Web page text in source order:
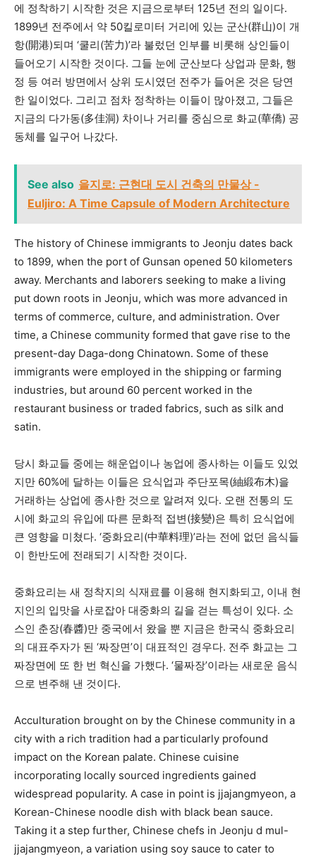
에 정착하기 시작한 것은 지금으로부터 125년 전의 일이다.
1899년 전주에서 약 50킬로미터 거리에 있는 군산(群山)이 개
항(開港)되며 ‘쿨리(苦力)’라 불렀던 인부를 비롯해 상인들이
들어오기 시작한 것이다. 그들 눈에 군산보다 상업과 문화, 행
정 등 여러 방면에서 상위 도시였던 전주가 들어온 것은 당연
한 일이었다. 그리고 점차 정착하는 이들이 많아졌고, 그들은
지금의 다가동(多佳洞) 차이나 거리를 중심으로 화교(華僑) 공
동체를 일구어 나갔다.
See also 을지로: 근현대 도시 건축의 만물상 -
Euljiro: A Time Capsule of Modern Architecture
The history of Chinese immigrants to Jeonju dates back
to 1899, when the port of Gunsan opened 50 kilometers
away. Merchants and laborers seeking to make a living
put down roots in Jeonju, which was more advanced in
terms of commerce, culture, and administration. Over
time, a Chinese community formed that gave rise to the
present-day Daga-dong Chinatown. Some of these
immigrants were employed in the shipping or farming
industries, but around 60 percent worked in the
restaurant business or traded fabrics, such as silk and
satin.
당시 화교들 중에는 해운업이나 농업에 종사하는 이들도 있었
지만 60%에 달하는 이들은 요식업과 주단포목(紬緞布木)을
거래하는 상업에 종사한 것으로 알려져 있다. 오랜 전통의 도
시에 화교의 유입에 따른 문화적 접변(接變)은 특히 요식업에
큰 영향을 미쳤다. ‘중화요리(中華料理)’라는 전에 없던 음식들
이 한반도에 전래되기 시작한 것이다.
중화요리는 새 정착지의 식재료를 이용해 현지화되고, 이내 현
지인의 입맛을 사로잡아 대중화의 길을 걷는 특성이 있다. 소
스인 춘장(春醬)만 중국에서 왔을 뿐 지금은 한국식 중화요리
의 대표주자가 된 ‘짜장면’이 대표적인 경우다. 전주 화교는 그
짜장면에 또 한 번 혁신을 가했다. ‘물짜장’이라는 새로운 음식
으로 변주해 낸 것이다.
Acculturation brought on by the Chinese community in a
city with a rich tradition had a particularly profound
impact on the Korean palate. Chinese cuisine
incorporating locally sourced ingredients gained
widespread popularity. A case in point is jjajangmyeon, a
Korean-Chinese noodle dish with black bean sauce.
Taking it a step further, Chinese chefs in Jeonju d mul-
jjajangmyeon, a variation using soy sauce to cater to